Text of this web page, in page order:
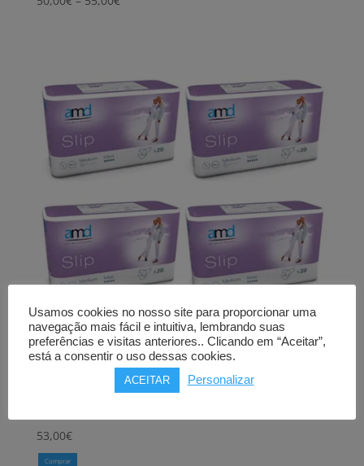
Fraldas AMD
53,00€
Comprar
Usamos cookies no nosso site para proporcionar uma
navegação mais fácil e intuitiva, lembrando suas
preferências e visitas anteriores.. Clicando em “Aceitar”,
está a consentir o uso dessas cookies.
ACEITAR Personalizar